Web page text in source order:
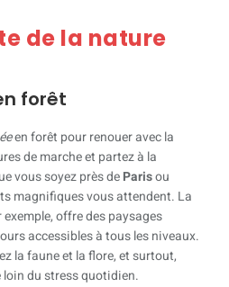
de la nature
forêt
en forêt pour renouer avec la
de marche et partez à la
vous soyez près deParisou
magnifiques vous attendent. La
exemple, offre des paysages
accessibles à tous les niveaux.
la faune et la flore, et surtout,
loin du stress quotidien.